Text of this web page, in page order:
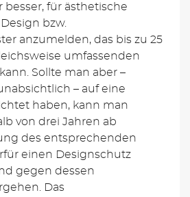
besser, für ästhetische
bzw.
anzumelden, das bis zu 25
umfassenden
Sollte man aber –
– auf eine
haben, kann man
von drei Jahren ab
des entsprechenden
einen Designschutz
gegen dessen
Das